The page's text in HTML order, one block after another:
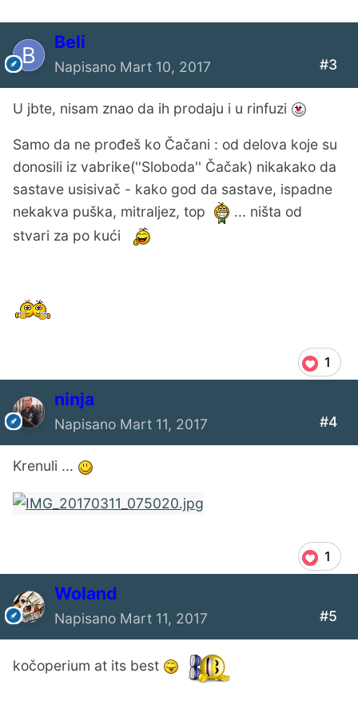
Beli
Napisano Mart 10, 2017 #3
U jbte, nisam znao da ih prodaju i u rinfuzi
Samo da ne prođeš ko Čačani : od delova koje su
donosili iz vabrike(''Sloboda'' Čačak) nikakako da
sastave usisivač - kako god da sastave, ispadne
nekakva puška, mitraljez, top
... ništa od
stvari za po kući
1
ninja
Napisano Mart 11, 2017 #4
Krenuli ...
1
Woland
Napisano Mart 11, 2017 #5
kočoperium at its best